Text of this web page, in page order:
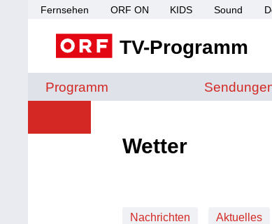
Fernsehen ORF ON KIDS Sound
TV-Programm
Programm
Wetter
Nachrichten Aktuelles